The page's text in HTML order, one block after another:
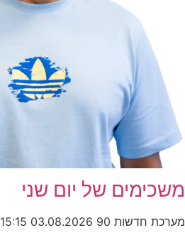
משכימים של יום שני
מערכת חדשות 90 03.08.2026
15:15